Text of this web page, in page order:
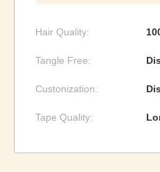
Hair Quality:
Tangle Free:
Custonization:
Tape Quality: